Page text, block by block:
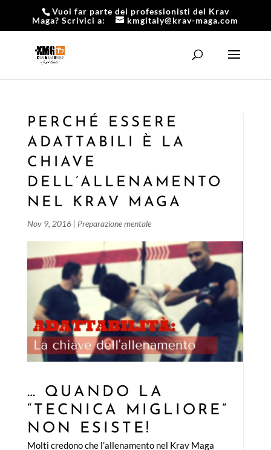
Vuoi far parte dei professionisti del Krav
Maga? Scrivici a:
kmgitaly@krav-maga.com
PERCHÉ ESSERE
ADATTABILI È LA
CHIAVE
DELL’ALLENAMENTO
NEL KRAV MAGA
Nov 9, 2016| Preparazione mentale
… QUANDO LA
“TECNICA MIGLIORE”
NON ESISTE!
Molti credono che l’allenamento nel Krav Maga